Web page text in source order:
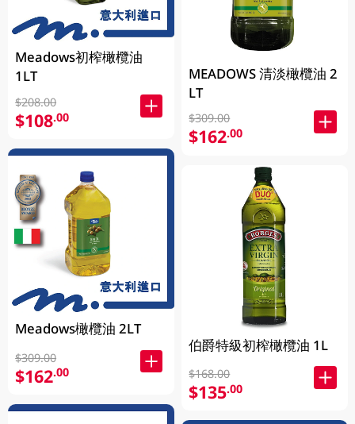
Meadows初榨橄欖油
1LT
$208.00
$108.00
Meadows橄欖油 2LT
$309.00
$162.00
MEADOWS 清淡橄欖油 2
LT
$309.00
$162.00
伯爵特級初榨橄欖油 1L
$168.00
$135.00